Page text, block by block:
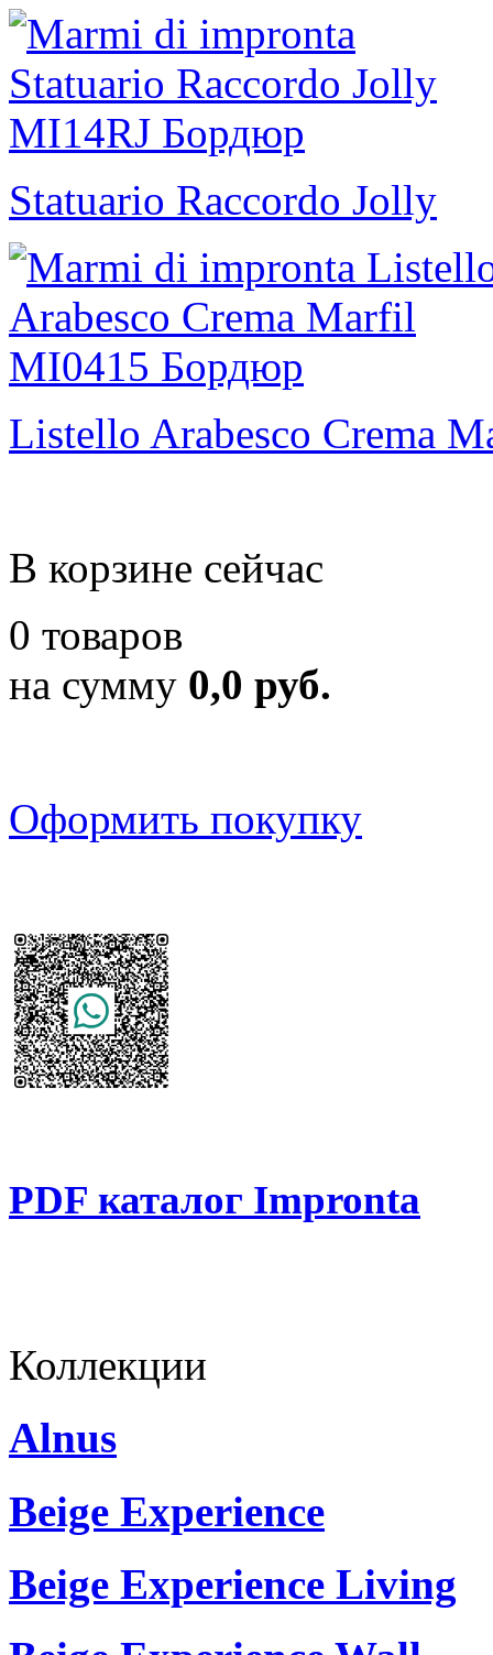
Statuario Raccordo Jolly
Listello Arabesco Crema
В корзине сейчас
0 товаров
на сумму 0,0 руб.
Оформить покупку
PDF каталог Impronta
Коллекции
Alnus
Beige Experience
Beige Experience Living